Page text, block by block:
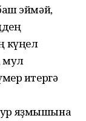
эймәй,
күңел
мул
итергә
яҙмышына